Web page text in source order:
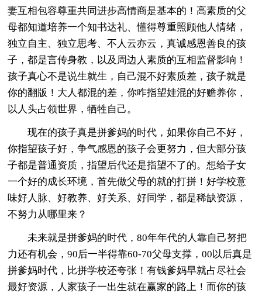
妻互相包容尊重共同进步高情商是基本的！高素质的父
母都知道培养一个知书达礼、懂得尊重照顾他人情绪，
独立自主、独立思考、不人云亦云，真诚感恩善良的孩
子，都是言传身教，以及周边人素质的互相监督影响！
孩子真心不是说生就生，自己混不好素质差，孩子就是
你的翻版！大人都混的差，你咋指望娃混的好赡养你，
以人头占领世界，牺牲自己。
现在的孩子真是拼爹妈的时代，如果你自己不好，
你指望孩子好，争气感恩的孩子会更努力，但大部分孩
子都是普通资质，指望后代还是指望不了的。想给子女
一个好的成长环境，首先做父母的就的打拼！好学校意
味好人脉、好教养、好关系、好同学，都是稀缺资源，
不努力从哪里来？
未来就是拼爹妈的时代，80年年代的人靠自己努把
力还有机会，90后一半得靠60-70父母支撑，00以后真是
拼爹妈时代，比拼学校还夸张！有钱爹妈早就占尽社会
最好资源，人家孩子一出生就在赢家的路上！而你的孩